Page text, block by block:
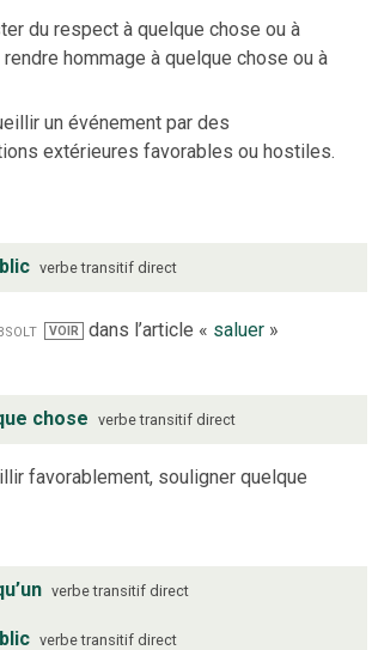
du respect à quelque chose ou à
rendre hommage à quelque chose ou à
un événement par des
extérieures favorables ou hostiles.
verbe transitif direct
VOIR dans l’article « saluer»
chose verbe transitif direct
favorablement, souligner quelque
verbe transitif direct
verbe transitif direct